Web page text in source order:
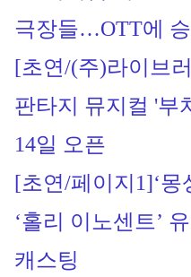
극장들…OTT에
[초연/(주)라이브
판타지 뮤지컬 '부
14일 오픈
[초연/페이지1]‘몽
‘홀리 이노센트’
캐스팅